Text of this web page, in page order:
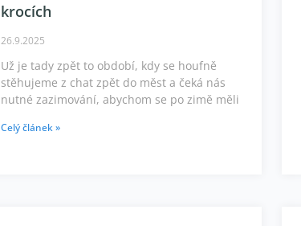
krocích
26.9.2025
Už je tady zpět to období, kdy se houfně
stěhujeme z chat zpět do měst a čeká nás
nutné zazimování, abychom se po zimě měli
Celý článek »